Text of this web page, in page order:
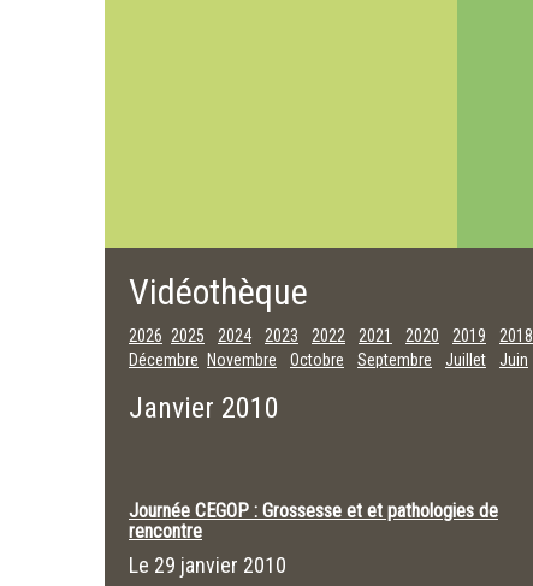
Vidéothèque
2026 2025 2024 2023 2022 2021 2020 2019 2018
Décembre
Novembre Octobre Septembre Juillet Juin
Janvier 2010
Journée CEGOP : Grossesse et et pathologies de
rencontre
Le 29 janvier 2010